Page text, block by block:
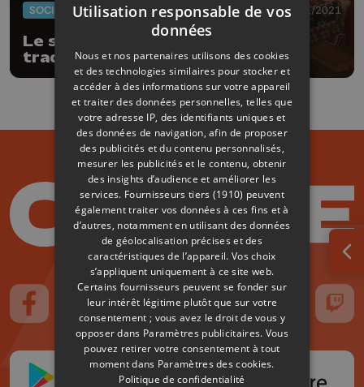
SOCIÉTÉ 29/11/2021
Le shooting photo de Noël: une
tradition bien ancrée à Fumal
Suivez-nous sur FaceBook
Suivez-nous sur Instagram
Suivez-nous sur TikTokSuivez-nous sur YouTube
Suivez-nous
Utilisation responsable de vos
données
Nous et nos partenaires utilisons des cookies
et des technologies similaires pour stocker et
accéder à des informations sur votre appareil
et traiter des données personnelles, telles que
votre adresse IP, des identifiants uniques et
des données de navigation, afin de proposer
des publicités et du contenu personnalisés,
mesurer les publicités et le contenu, obtenir
des insights d’audience et améliorer les
services. Fournisseurs tiers (1910) peuvent
également traiter vos données à ces fins et à
d’autres, notamment en utilisant des données
de géolocalisation précises et des
caractéristiques de l’appareil. Vos choix
s’appliquent uniquement à ce site web.
Certains fournisseurs peuvent se fonder sur
leur intérêt légitime plutôt que sur votre
consentement ; vous avez le droit de vous y
opposer dans Paramètres publicitaires. Vous
pouvez retirer votre consentement à tout
moment dans Paramètres des cookies.
Politique de confidentialité